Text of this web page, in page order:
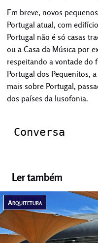
Em breve, novos
Portugal atual, com
Portugal não é só casas
ou a Casa da Música por
respeitando a vontade do
Portugal dos Pequenitos,
mais sobre Portugal,
dos países da lusofonia.
Conversa
Ler também
Arquitetura